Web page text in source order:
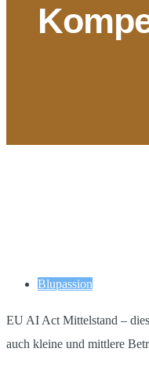
Blupassion
EU AI Act Mittelstand –
auch kleine und mittlere